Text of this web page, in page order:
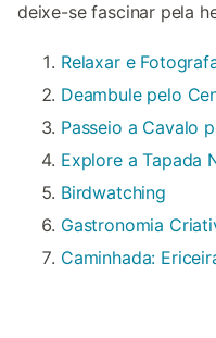
deixe-se fascinar pela
Relaxar e
Deambule pelo
Passeio a Cavalo
Explore a Tapada
Birdwatching
Gastronomia
Caminhada: